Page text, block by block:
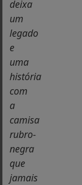
deixa
um
legado
e
uma
história
com
a
camisa
rubro-
negra
que
jamais